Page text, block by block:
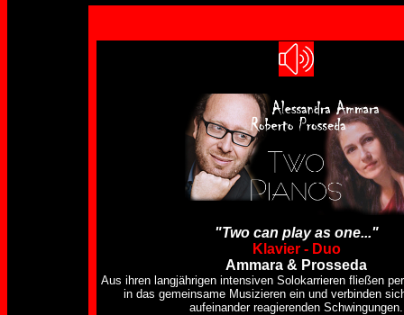
"Two can play as one..."
Klavier - Duo
Ammara & Prosseda
Aus ihren langjährigen intensiven Solokarrieren fließen
in das gemeinsame Musizieren ein und verbinden
aufeinander reagierenden Schwingungen.